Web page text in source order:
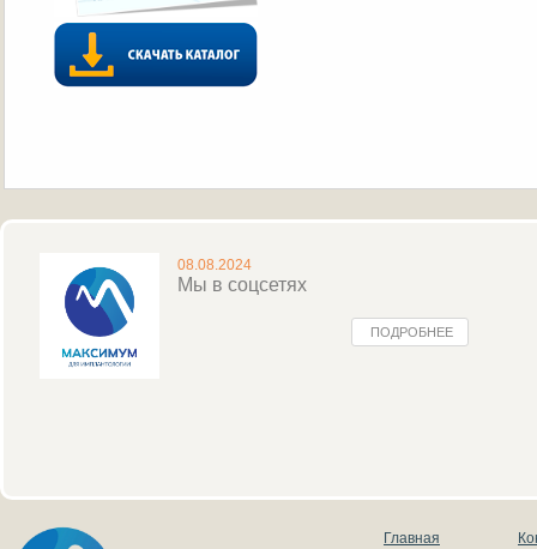
08.08.2024
Мы в соцсетях
ПОДРОБНЕЕ
Главная